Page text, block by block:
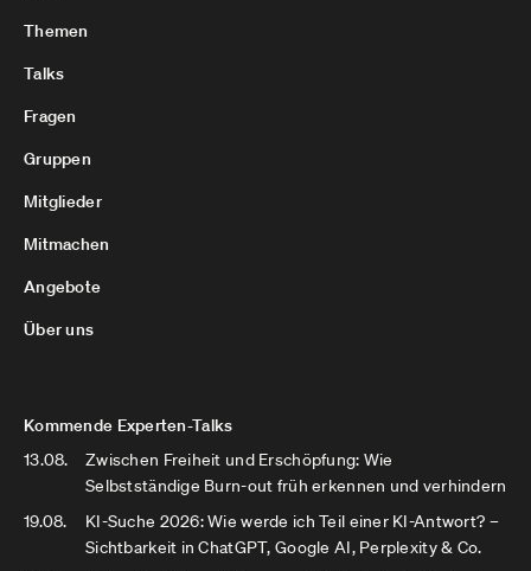
Themen
Talks
Fragen
Gruppen
Mitglieder
Mitmachen
Angebote
Über uns
Kommende Experten-Talks
13.08.
Zwischen Freiheit und Erschöpfung: Wie
Selbstständige Burn-out früh erkennen und verhindern
19.08.
KI-Suche 2026: Wie werde ich Teil einer KI-Antwort? –
Sichtbarkeit in ChatGPT, Google AI, Perplexity & Co.